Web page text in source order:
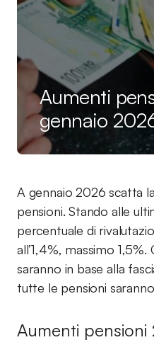
Aumenti
gennaio
A gennaio 2026 scatta
pensioni. Stando alle
percentuale di
all’1,4%, massimo 1,5%.
saranno in base alla
tutte le pensioni
Aumenti pensioni